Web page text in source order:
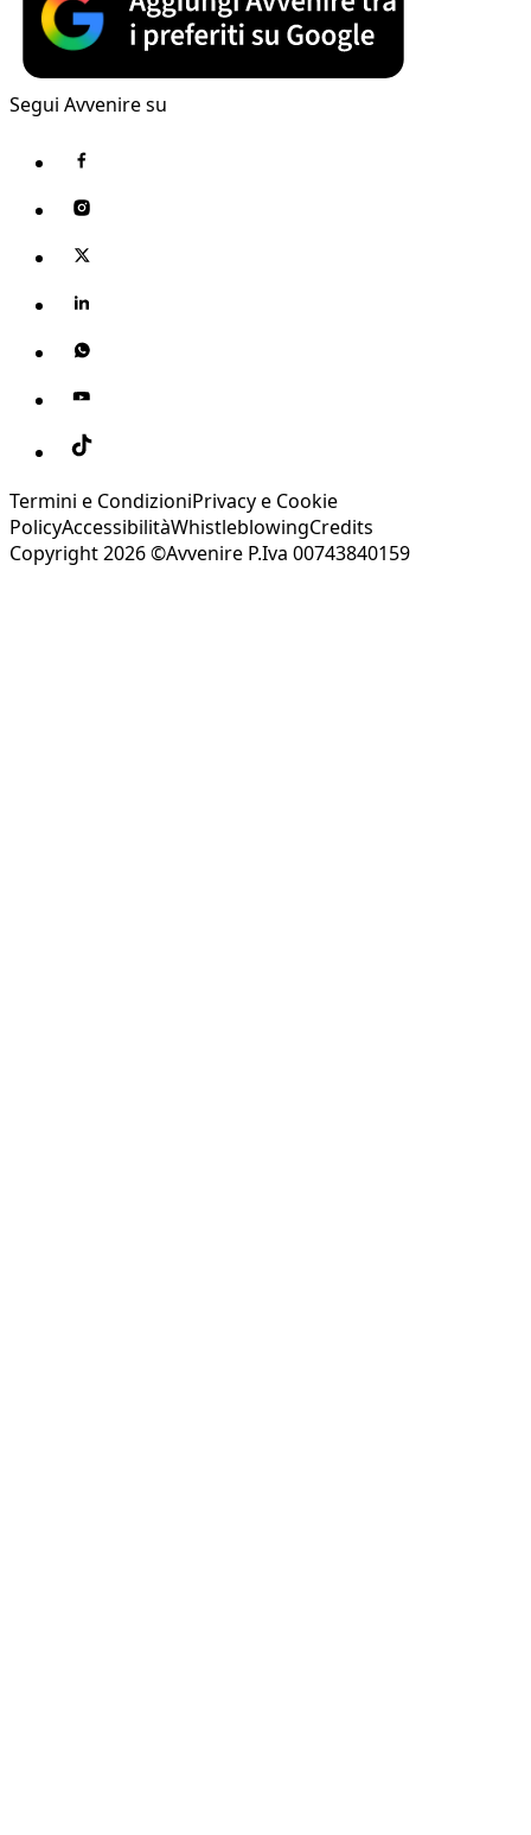
Segui Avvenire su
Termini e CondizioniPrivacy e Cookie
PolicyAccessibilitàWhistleblowingCredits
Copyright 2026 ©Avvenire P.Iva 00743840159